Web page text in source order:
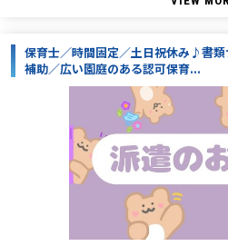
保育士／時間固定／土日祝休み♪書
補助／広い園庭のある認可保育...